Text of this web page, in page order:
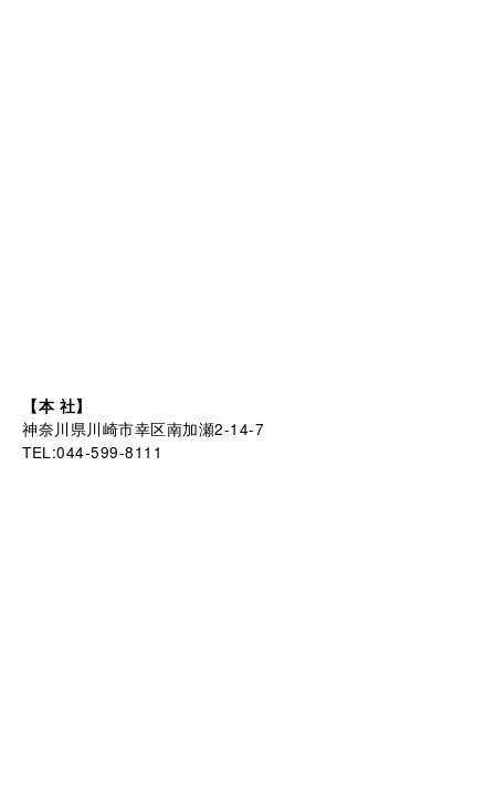
【本 社】
神奈川県川崎市幸区南加瀬2-14-7
TEL:044-599-8111